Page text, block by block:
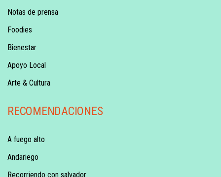
Notas de prensa
Foodies
Bienestar
Apoyo Local
Arte & Cultura
RECOMENDACIONES
A fuego alto
Andariego
Recorriendo con salvador